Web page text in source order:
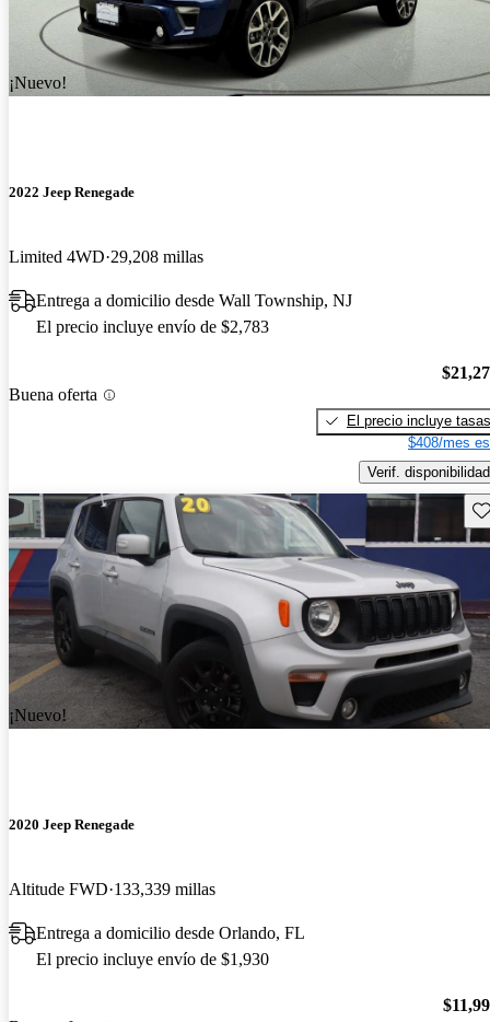
¡Nuevo!
2022 Jeep Renegade
Limited 4WD 29,208 millas
Entrega a domicilio desde Wall Township, NJ
El precio incluye envío de $2,783
Buena oferta
El precio incluye tasas
$408/mes
Verif. disponibilidad
¡Nuevo!
2020 Jeep Renegade
Altitude FWD 133,339 millas
Entrega a domicilio desde Orlando, FL
El precio incluye envío de $1,930